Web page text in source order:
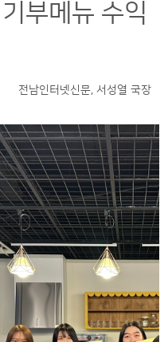
부메뉴 수익
전남인터넷신문, 서성열 국장